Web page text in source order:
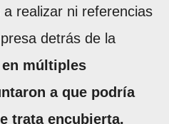
realizar ni referencias
detrás de la
múltiples
a que podría
trata encubierta.